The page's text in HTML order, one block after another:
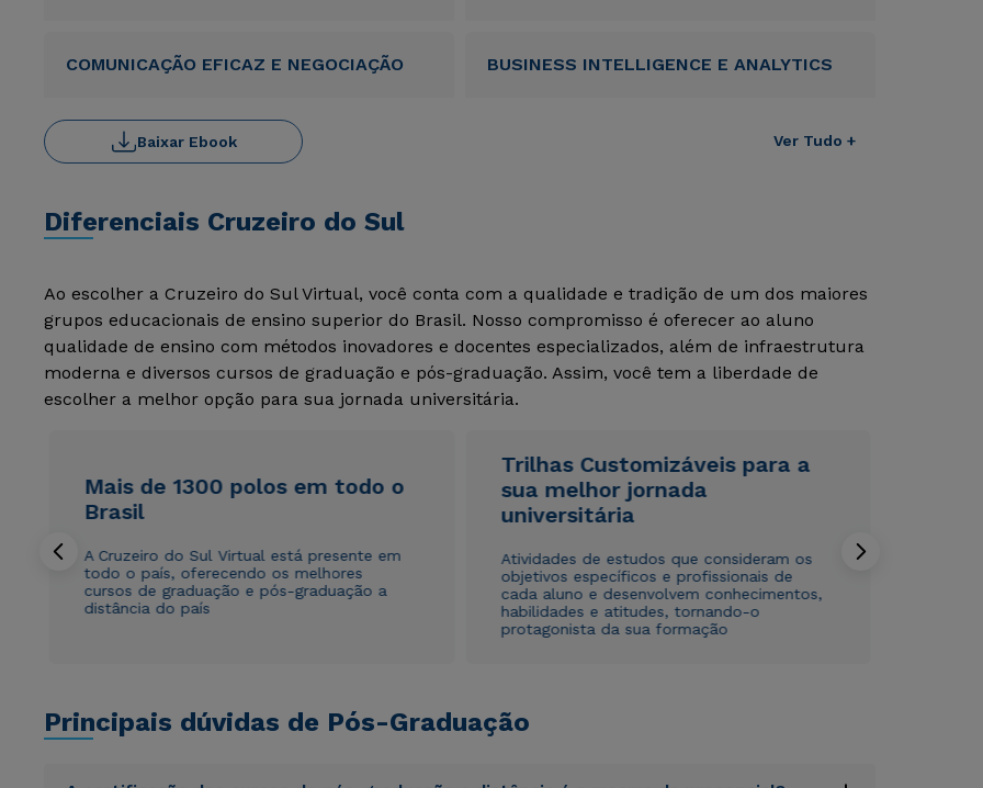
COMUNICAÇÃO EFICAZ E NEGOCIAÇÃO BUSINESS INTELLIGENCE E ANALYTICS
Ver Tudo +
Baixar Ebook
Diferenciais Cruzeiro do Sul
Ao escolher a Cruzeiro do Sul Virtual, você conta com a qualidade e tradição de um dos maiores
grupos educacionais de ensino superior do Brasil. Nosso compromisso é oferecer ao aluno
qualidade de ensino com métodos inovadores e docentes especializados, além de infraestrutura
moderna e diversos cursos de graduação e pós-graduação. Assim, você tem a liberdade de
escolher a melhor opção para sua jornada universitária.
Mais de 1300 polos em todo o
Brasil
A Cruzeiro do Sul Virtual está presente em
todo o país, oferecendo os melhores
cursos de graduação e pós-graduação a
distância do país
Trilhas Customizáveis para a
sua melhor jornada
universitária
Atividades de estudos que consideram os
objetivos específicos e profissionais de
cada aluno e desenvolvem conhecimentos,
habilidades e atitudes, tornando-o
protagonista da sua formação
Principais dúvidas de Pós-Graduação
Rápido e fácil
WhatsApp
ou
Rápido e fácil
WhatsApp
ou